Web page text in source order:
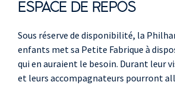
ESPACE DE REPOS
Sous réserve de disponibilité, la
enfants met sa Petite Fabrique à
qui en auraient le besoin. Durant leur
et leurs accompagnateurs pourront